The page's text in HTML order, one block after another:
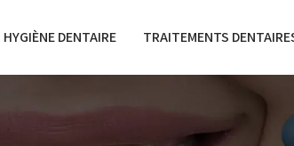
HYGIÈNE DENTAIRE TRAITEMENTS